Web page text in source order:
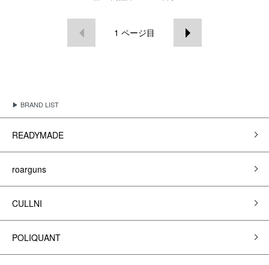
1 ページ目
▶ BRAND LIST
READYMADE
roarguns
CULLNI
POLIQUANT